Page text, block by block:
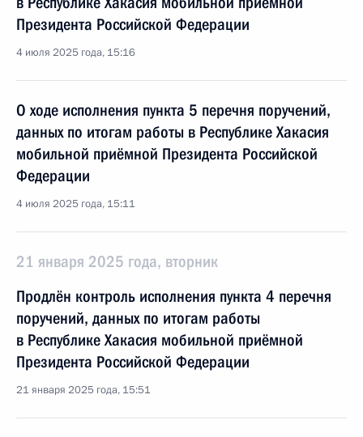
Президента Российской Федерации
4 июля 2025 года, 15:16
О ходе исполнения пункта 5 перечня поручений,
данных по итогам работы в Республике Хакасия
мобильной приёмной Президента Российской
Федерации
4 июля 2025 года, 15:11
21 января 2025 года, вторник
Продлён контроль исполнения пункта 4 перечня
поручений, данных по итогам работы
в Республике Хакасия мобильной приёмной
Президента Российской Федерации
21 января 2025 года, 15:51